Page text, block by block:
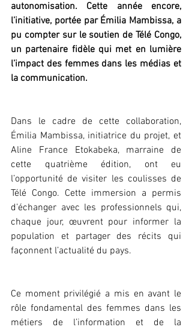
autonomisation. Cette année encore,
l’initiative, portée par Émilia Mambissa, a
pu compter sur le soutien de Télé Congo,
un partenaire fidèle qui met en lumière
l’impact des femmes dans les médias et
la communication.
Dans le cadre de cette collaboration,
Émilia Mambissa, initiatrice du projet, et
Aline
France
Etokabeka, marraine de
cette quatrième édition, ont eu
l’opportunité de visiter les coulisses de
Télé Congo. Cette immersion a permis
d’échanger avec les professionnels qui,
chaque jour, œuvrent pour informer la
population et partager des récits qui
façonnent l’actualité du pays.
Ce moment privilégié a mis en avant le
rôle fondamental des femmes dans les
métiers de l’information et de la